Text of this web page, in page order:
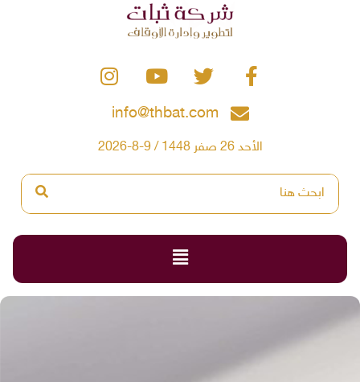
info@thbat.com
الأحد 26 صفر 1448 / 9-8-2026